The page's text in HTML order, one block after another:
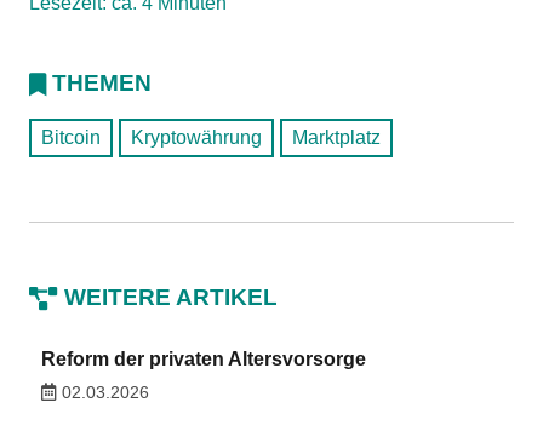
THEMEN
Bitcoin Kryptowährung Marktplatz
WEITERE ARTIKEL
Reform der privaten Altersvorsorge
02.03.2026